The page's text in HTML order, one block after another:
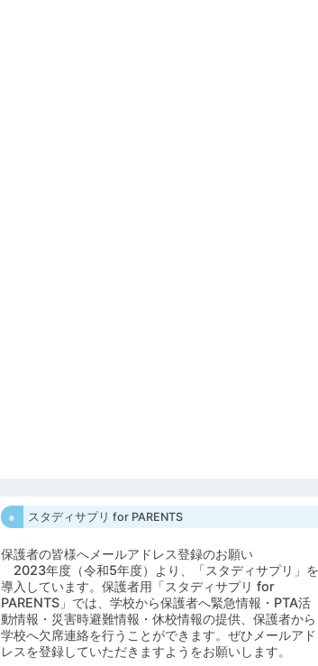
スタディサプリ for PARENTS
保護者の皆様へメールアドレス登録のお願い
2023年度（令和5年度）より、「スタディサプリ」を
導入しています。保護者用「スタディサプリ for
PARENTS」では、学校から保護者へ緊急情報・PTA活
動情報・災害時避難情報・休校情報の提供、保護者から
学校へ欠席連絡を行うことができます。ぜひメールアド
レスを登録していただきますようをお願いします。